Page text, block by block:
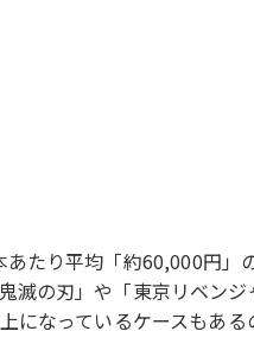
たり平均「約60,000円」
の刃」や「東京リベン
なっているケースもあ